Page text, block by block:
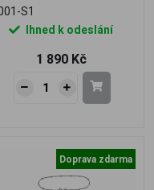
S1
Ihned k odeslání
1 890 Kč
Doprava zdarma